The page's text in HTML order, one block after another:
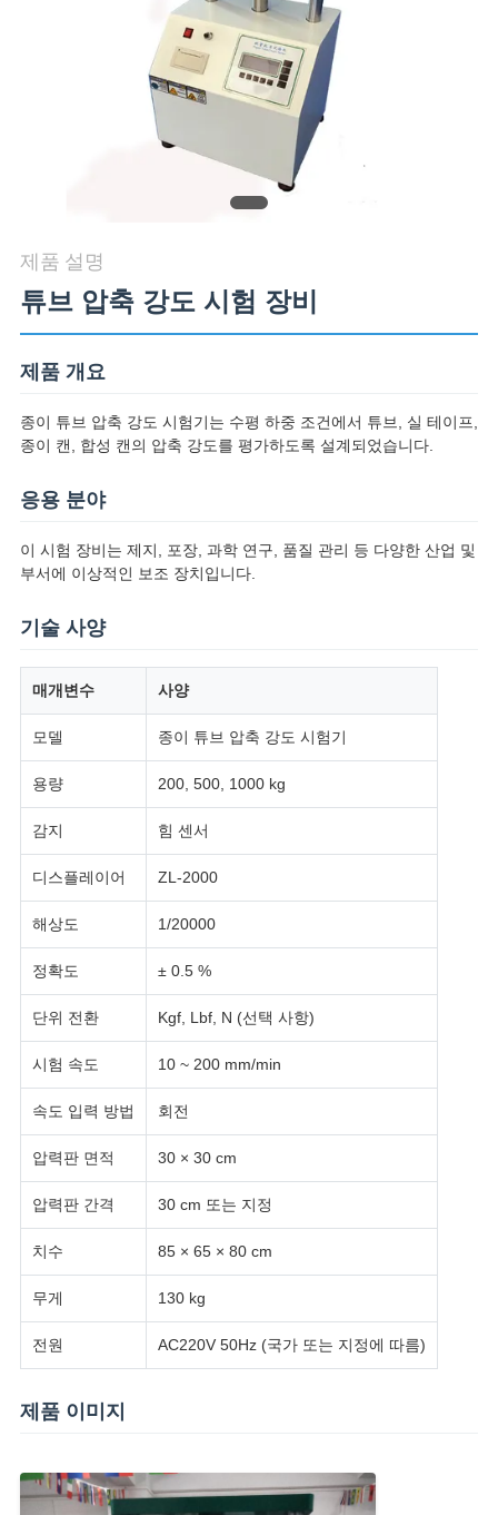
락
주
세
요
뉴
인
문
을
요
구
하
세
요
VR
SHOW
SITEMAP
PRIVACY
POLICY
제품 설명
튜브 압축 강도 시험 장비
제품 개요
종이 튜브 압축 강도 시험기는 수평 하중 조건에서 튜브, 실 테이프,
종이 캔, 합성 캔의 압축 강도를 평가하도록 설계되었습니다.
응용 분야
이 시험 장비는 제지, 포장, 과학 연구, 품질 관리 등 다양한 산업 및
부서에 이상적인 보조 장치입니다.
기술 사양
매개변수 사양
모델 종이 튜브 압축 강도 시험기
용량 200, 500, 1000 kg
감지 힘 센서
디스플레이어 ZL-2000
해상도 1/20000
정확도 ± 0.5 %
단위 전환 Kgf, Lbf, N (선택 사항)
시험 속도 10 ~ 200 mm/min
속도 입력 방법 회전
압력판 면적 30 × 30 cm
압력판 간격 30 cm 또는 지정
치수 85 × 65 × 80 cm
무게 130 kg
전원 AC220V 50Hz (국가 또는 지정에 따름)
제품 이미지